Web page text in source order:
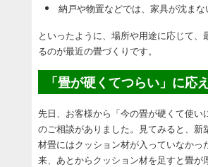
納戸や物置などでは、家具が沈まな
といったように、場所や用途に応じて、
るのが最近の畳づくりです。
「畳が硬くてつらい」に応
先日、お客様から「今の畳が硬くて使い
のご相談がありました。見てみると、新
材畳にはクッション材が入っていなかっ
来、あとからクッション材を足すと畳が